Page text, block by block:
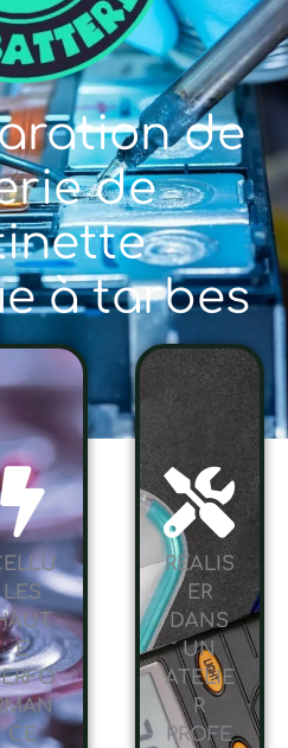
de
de
à tarbes
LES
E
CE
RÉALIS
ER
DANS
UN
ATELIE
R
PROFE